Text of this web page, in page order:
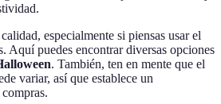
especialmente si piensas usar el
Aquí puedes encontrar diversas opciones
. También, ten en mente que el
variar, así que establece un